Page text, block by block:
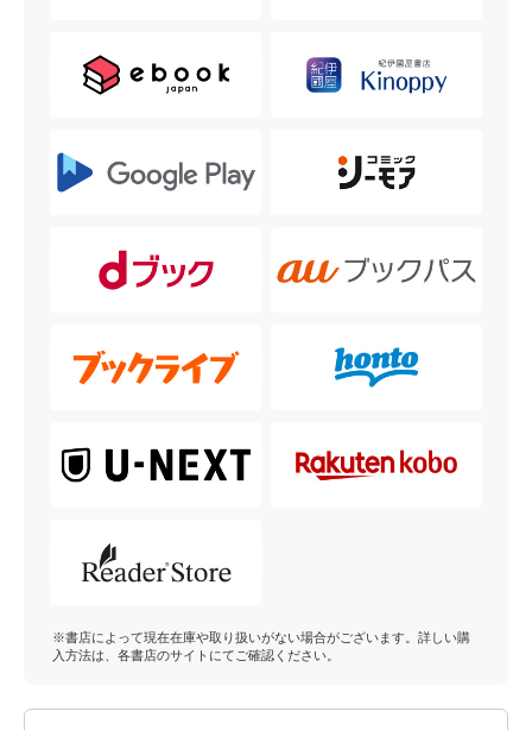
※書店によって現在在庫や取り扱いがない場合がございます。詳しい購
入方法は、各書店のサイトにてご確認ください。